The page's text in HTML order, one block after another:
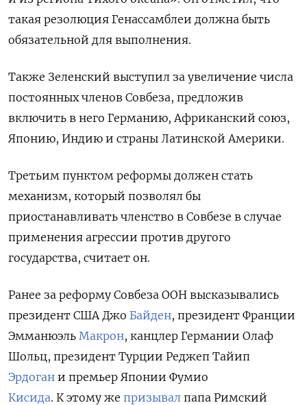
такая резолюция Генассамблеи должна быть
обязательной для выполнения.
Также Зеленский выступил за увеличение числа
постоянных членов Совбеза, предложив
включить в него Германию, Африканский союз,
Японию, Индию и страны Латинской Америки.
Третьим пунктом реформы должен стать
механизм, который позволял бы
приостанавливать членство в Совбезе в случае
применения агрессии против другого
государства, считает он.
Ранее за реформу Совбеза ООН высказывались
президент США Джо Байден, президент Франции
Эмманюэль Макрон, канцлер Германии Олаф
Шольц, президент Турции Реджеп Тайип
Эрдоган и премьер Японии Фумио
Кисида. К этому же призывал папа Римский